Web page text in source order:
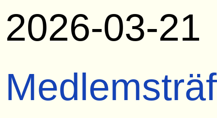
2026-03-21